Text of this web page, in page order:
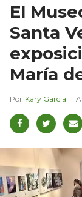
El
Santa
María
Kary García